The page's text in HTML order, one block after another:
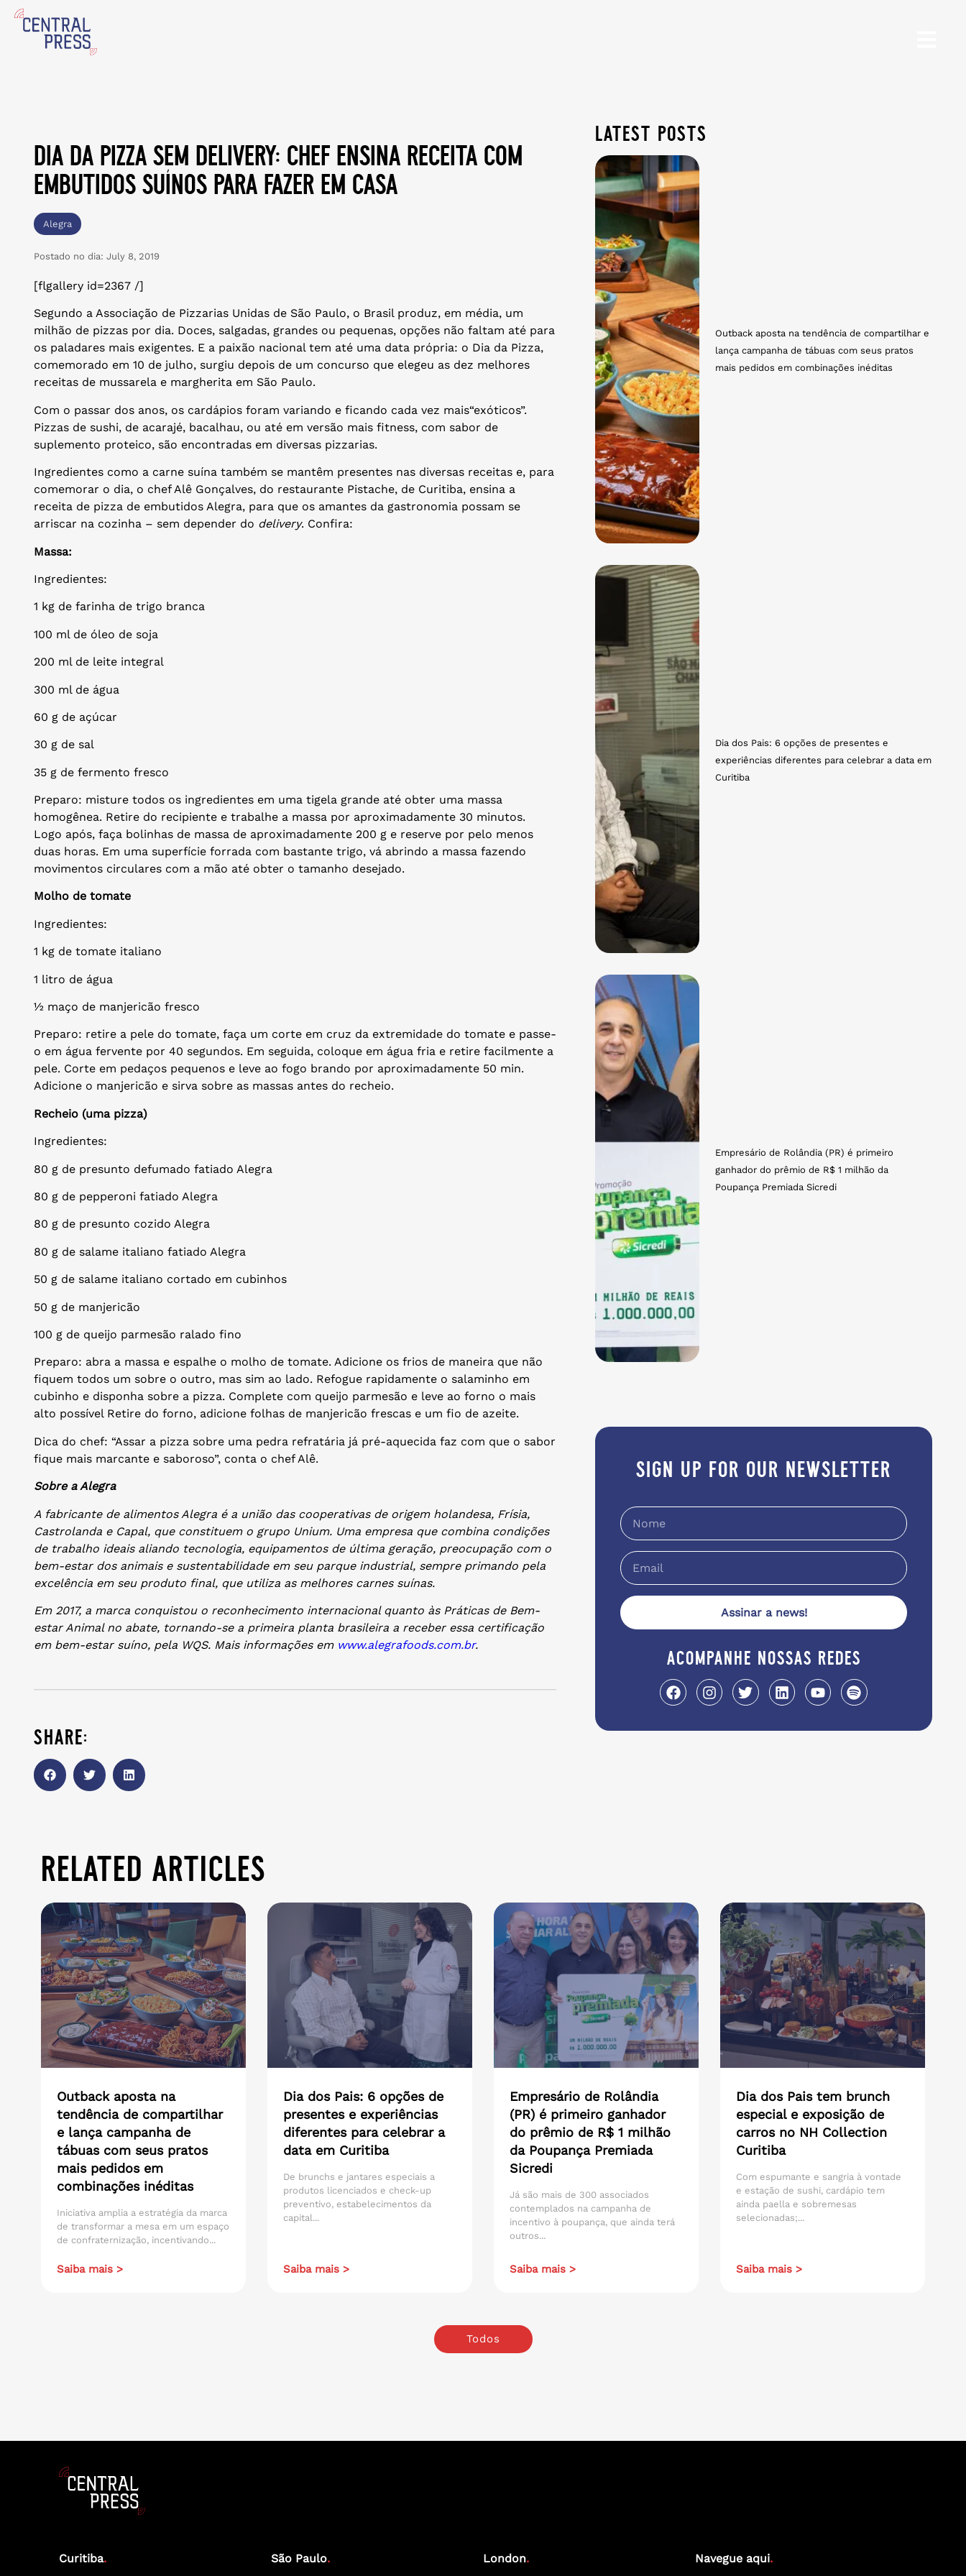
dia da pizza sem delivery: chef ensina receita com
embutidos suínos para fazer em casa
Alegra
Postado no dia: July 8, 2019
[flgallery id=2367 /]
Segundo a Associação de Pizzarias Unidas de São Paulo, o Brasil produz, em média, um
milhão de pizzas por dia. Doces, salgadas, grandes ou pequenas, opções não faltam até para
os paladares mais exigentes. E a paixão nacional tem até uma data própria: o Dia da Pizza,
comemorado em 10 de julho, surgiu depois de um concurso que elegeu as dez melhores
receitas de mussarela e margherita em São Paulo.
Com o passar dos anos, os cardápios foram variando e ficando cada vez mais“exóticos”.
Pizzas de sushi, de acarajé, bacalhau, ou até em versão mais fitness, com sabor de
suplemento proteico, são encontradas em diversas pizzarias.
Ingredientes como a carne suína também se mantêm presentes nas diversas receitas e, para
comemorar o dia, o chef Alê Gonçalves, do restaurante Pistache, de Curitiba, ensina a
receita de pizza de embutidos Alegra, para que os amantes da gastronomia possam se
arriscar na cozinha – sem depender do delivery. Confira:
Massa:
Ingredientes:
1 kg de farinha de trigo branca
100 ml de óleo de soja
200 ml de leite integral
300 ml de água
60 g de açúcar
30 g de sal
35 g de fermento fresco
Preparo: misture todos os ingredientes em uma tigela grande até obter uma massa
homogênea. Retire do recipiente e trabalhe a massa por aproximadamente 30 minutos.
Logo após, faça bolinhas de massa de aproximadamente 200 g e reserve por pelo menos
duas horas. Em uma superfície forrada com bastante trigo, vá abrindo a massa fazendo
movimentos circulares com a mão até obter o tamanho desejado.
Molho de tomate
Ingredientes:
1 kg de tomate italiano
1 litro de água
½ maço de manjericão fresco
Preparo: retire a pele do tomate, faça um corte em cruz da extremidade do tomate e passe-
o em água fervente por 40 segundos. Em seguida, coloque em água fria e retire facilmente a
pele. Corte em pedaços pequenos e leve ao fogo brando por aproximadamente 50 min.
Adicione o manjericão e sirva sobre as massas antes do recheio.
Recheio (uma pizza)
Ingredientes:
80 g de presunto defumado fatiado Alegra
80 g de pepperoni fatiado Alegra
80 g de presunto cozido Alegra
80 g de salame italiano fatiado Alegra
50 g de salame italiano cortado em cubinhos
50 g de manjericão
100 g de queijo parmesão ralado fino
Preparo: abra a massa e espalhe o molho de tomate. Adicione os frios de maneira que não
fiquem todos um sobre o outro, mas sim ao lado. Refogue rapidamente o salaminho em
cubinho e disponha sobre a pizza. Complete com queijo parmesão e leve ao forno o mais
alto possível Retire do forno, adicione folhas de manjericão frescas e um fio de azeite.
Dica do chef: “Assar a pizza sobre uma pedra refratária já pré-aquecida faz com que o sabor
fique mais marcante e saboroso”, conta o chef Alê.
Sobre a Alegra
A fabricante de alimentos Alegra é a união das cooperativas de origem holandesa, Frísia,
Castrolanda e Capal, que constituem o grupo Unium. Uma empresa que combina condições
de trabalho ideais aliando tecnologia, equipamentos de última geração, preocupação com o
bem-estar dos animais e sustentabilidade em seu parque industrial, sempre primando pela
excelência em seu produto final, que utiliza as melhores carnes suínas.
Em 2017, a marca conquistou o reconhecimento internacional quanto às Práticas de Bem-
estar Animal no abate, tornando-se a primeira planta brasileira a receber essa certificação
em bem-estar suíno, pela WQS. Mais informações em www.alegrafoods.com.br.
share:
latest posts
Outback aposta na tendência de compartilhar e
lança campanha de tábuas com seus pratos
mais pedidos em combinações inéditas
Dia dos Pais: 6 opções de presentes e
experiências diferentes para celebrar a data em
Curitiba
Empresário de Rolândia (PR) é primeiro
ganhador do prêmio de R$ 1 milhão da
Poupança Premiada Sicredi
sign up for our newsletter
Assinar a news!
acompanhe nossas redes
related articles
Outback aposta na
tendência de compartilhar
e lança campanha de
tábuas com seus pratos
mais pedidos em
combinações inéditas
Iniciativa amplia a estratégia da marca
de transformar a mesa em um espaço
de confraternização, incentivando...
Saiba mais >
Dia dos Pais: 6 opções de
presentes e experiências
diferentes para celebrar a
data em Curitiba
De brunchs e jantares especiais a
produtos licenciados e check-up
preventivo, estabelecimentos da
capital...
Saiba mais >
Empresário de Rolândia
(PR) é primeiro ganhador
do prêmio de R$ 1 milhão
da Poupança Premiada
Sicredi
Já são mais de 300 associados
contemplados na campanha de
incentivo à poupança, que ainda terá
outros...
Saiba mais >
Dia dos Pais tem brunch
especial e exposição de
carros no NH Collection
Curitiba
Com espumante e sangria à vontade
e estação de sushi, cardápio tem
ainda paella e sobremesas
selecionadas;...
Saiba mais >
Todos
Curitiba. São Paulo. London. Navegue aqui.